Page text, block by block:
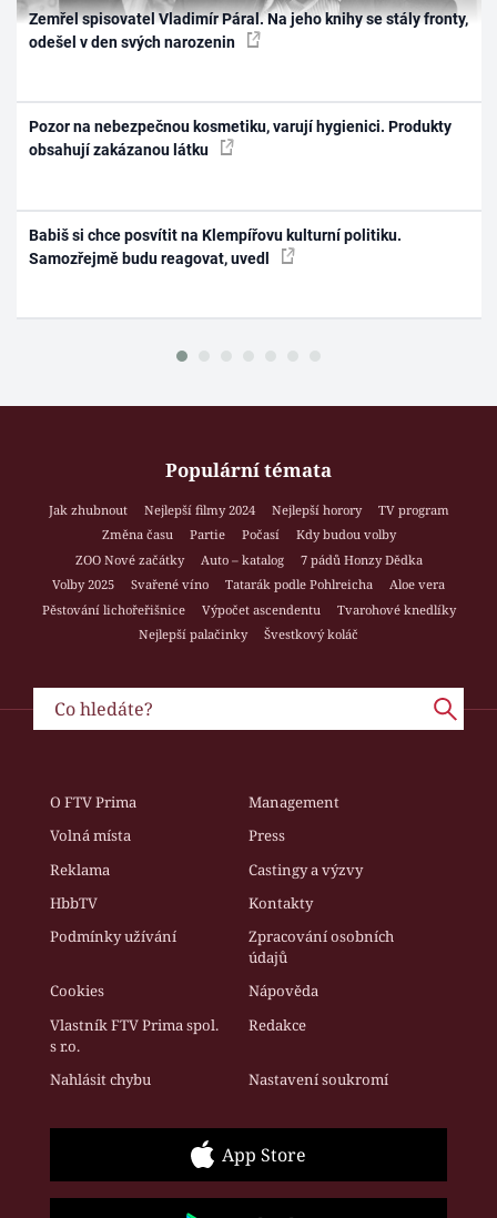
Zemřel spisovatel Vladimír Páral. Na jeho knihy se stály fronty,
odešel v den svých narozenin
Pozor na nebezpečnou kosmetiku, varují hygienici. Produkty
obsahují zakázanou látku
Babiš si chce posvítit na Klempířovu kulturní politiku.
Samozřejmě budu reagovat, uvedl
Populární témata
Jak zhubnout Nejlepší filmy 2024 Nejlepší horory
TV program
Změna času
Partie Počasí
Kdy budou volby
ZOO Nové začátky
Auto – katalog
7 pádů Honzy Dědka
Volby 2025
Svařené víno Tatarák podle Pohlreicha
Aloe vera
Pěstování lichořeřišnice
Výpočet ascendentu
Tvarohové knedlíky
Nejlepší palačinky
Švestkový koláč
O FTV Prima
Management
Volná místa
Press
Reklama
Castingy a výzvy
HbbTV
Kontakty
Podmínky užívání
Zpracování osobních
údajů
Cookies
Nápověda
Vlastník FTV Prima spol.
s r.o.
Redakce
Nahlásit chybu Nastavení soukromí
App Store